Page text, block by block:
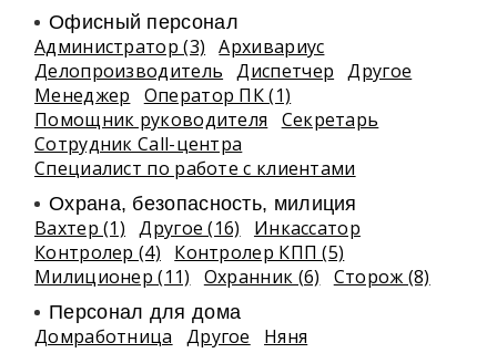
Офисный персонал
Администратор (3)
Архивариус
Делопроизводитель
Диспетчер
Другое
Менеджер
Оператор ПК (1)
Помощник руководителя
Секретарь
Сотрудник Call-центра
Специалист по работе с клиентами
Охрана, безопасность, милиция
Вахтер (1) Другое (16)
Инкассатор
Контролер (4)
Контролер КПП (5)
Милиционер (11)
Охранник (6) Сторож (8)
Персонал для дома
Домработница Другое
Няня